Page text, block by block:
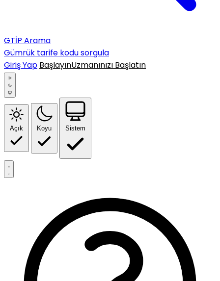
GTİP Arama
Gümrük tarife kodu sorgula
Giriş Yap BaşlayınUzmanınızı Başlatın
Açık Koyu Sistem